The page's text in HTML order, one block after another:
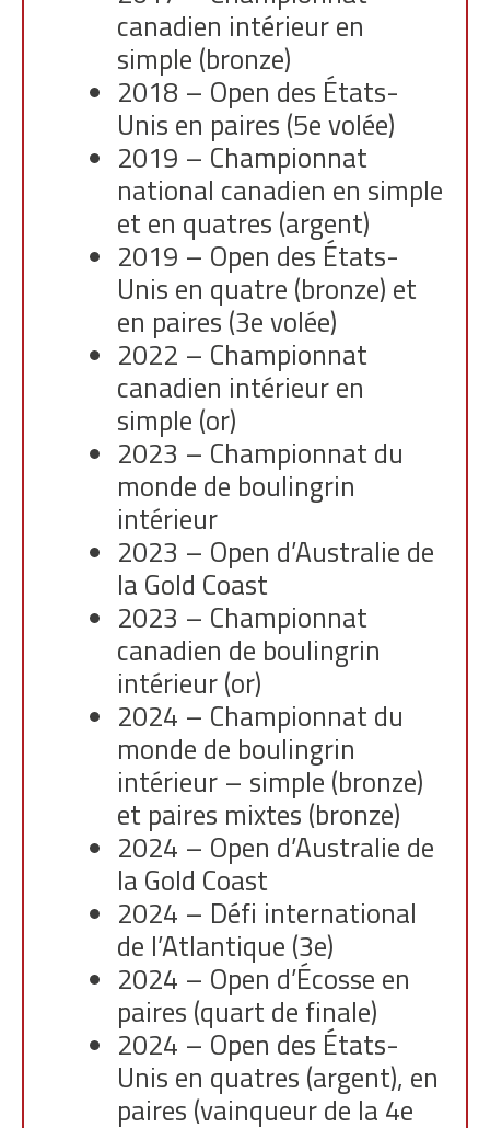
canadien intérieur en
simple (bronze)
2018 – Open des États-
Unis en paires (5e volée)
2019 – Championnat
national canadien en simple
et en quatres (argent)
2019 – Open des États-
Unis en quatre (bronze) et
en paires (3e volée)
2022 – Championnat
canadien intérieur en
simple (or)
2023 – Championnat du
monde de boulingrin
intérieur
2023 – Open d’Australie de
la Gold Coast
2023 – Championnat
canadien de boulingrin
intérieur (or)
2024 – Championnat du
monde de boulingrin
intérieur – simple (bronze)
et paires mixtes (bronze)
2024 – Open d’Australie de
la Gold Coast
2024 – Défi international
de l’Atlantique (3e)
2024 – Open d’Écosse en
paires (quart de finale)
2024 – Open des États-
Unis en quatres (argent), en
paires (vainqueur de la 4e